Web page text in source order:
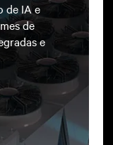
de IA e
de
e